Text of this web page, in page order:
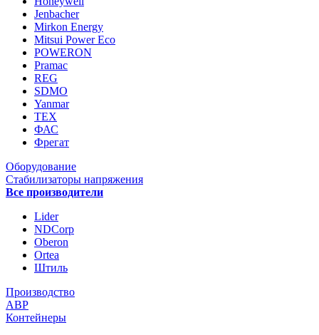
Jenbacher
Mirkon Energy
Mitsui Power Eco
POWERON
Pramac
REG
SDMO
Yanmar
ТЕХ
ФАС
Фрегат
Оборудование
Стабилизаторы напряжения
Все производители
Lider
NDCorp
Oberon
Ortea
Штиль
Производство
АВР
Контейнеры